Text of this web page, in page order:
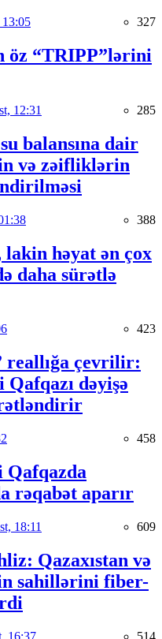
13:05 327
öz “TRIPP”lərini
12:31 285
balansına dair
və zəifliklərin
388
həyat ən çox
daha sürətlə
423
reallığa çevrilir:
dəyişə
458
Qafqazda
rəqabət aparır
18:11 609
Qazaxıstan və
sahillərini fiber-
16:37 514